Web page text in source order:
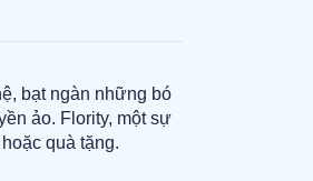
bạt ngàn những bó
ảo. Flority, một sự
quà tặng.